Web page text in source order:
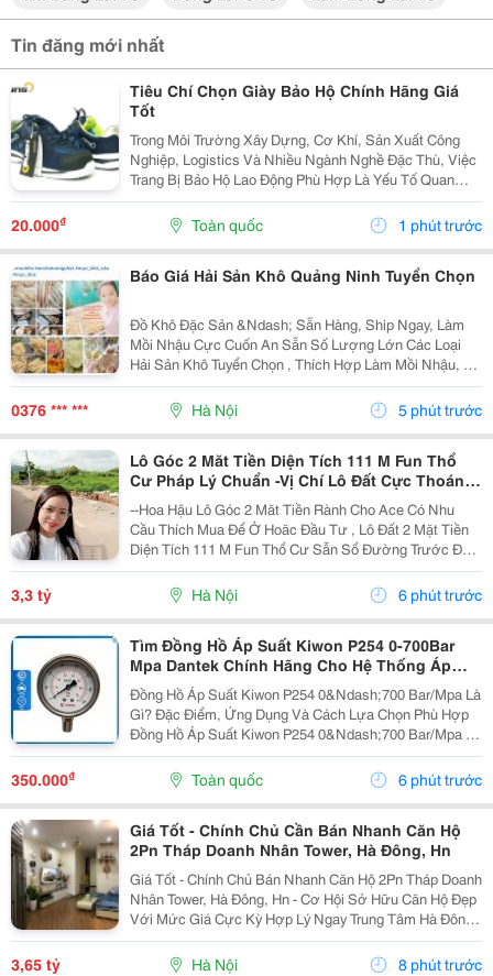
Tin đăng mới nhất
Tiêu Chí Chọn Giày Bảo Hộ Chính Hãng Giá
Tốt
Trong Môi Trường Xây Dựng, Cơ Khí, Sản Xuất Công
Nghiệp, Logistics Và Nhiều Ngành Nghề Đặc Thù, Việc
Trang Bị Bảo Hộ Lao Động Phù Hợp Là Yếu Tố Quan
Trọng Để Bảo Vệ Sức Khỏe Và An Toàn Cho Người Sử
Dụng. Trong Đó, Giày Bảo Hộ Là Một Trong Những
Trang...
20.000₫ Toàn quốc 1 phút trước
Báo Giá Hải Sản Khô Quảng Ninh Tuyển Chọn
Đồ Khô Đặc Sản &Ndash; Sẵn Hàng, Ship Ngay, Làm
Mồi Nhậu Cực Cuốn An Sẵn Số Lượng Lớn Các Loại
Hải Sản Khô Tuyển Chọn , Thích Hợp Làm Mồi Nhậu, Ăn
Vặt, Đãi Khách Hoặc Mua Làm Quà. Sỉ Lẻ Toàn Quốc,
Đóng Hàng Gửi Ngay. Sá Sùng Khô Quan Lạn Vip...
0376 *** *** Hà Nội 5 phút trước
Lô Góc 2 Măt Tiền Diện Tích 111 M Fun Thổ
Cư Pháp Lý Chuẩn -Vị Chí Lô Đất Cực Thoáng
Mát ,Đất Nằm Mặt Đường Chục
--Hoa Hậu Lô Góc 2 Măt Tiền Rành Cho Ace Có Nhu
Cầu Thích Mua Để Ở Hoăc Đầu Tư , Lô Đất 2 Mặt Tiền
Diện Tích 111 M Fun Thổ Cư Sẫn Sổ Đường Trước Đất
Chuẩn Bị Đang Giải Nhựa Rộng 5,,5 M 2 Ô Tô Tránh
Nhau Vị Trí Đất Sát Trường Học Cấp 1 Thôn Thanh...
3,3 tỷ Hà Nội 6 phút trước
Tìm Đồng Hồ Áp Suất Kiwon P254 0-700Bar
Mpa Dantek Chính Hãng Cho Hệ Thống Áp
Lực Cao Tại Hà Tĩnh
Đồng Hồ Áp Suất Kiwon P254 0&Ndash;700 Bar/Mpa Là
Gì? Đặc Điểm, Ứng Dụng Và Cách Lựa Chọn Phù Hợp
Đồng Hồ Áp Suất Kiwon P254 0&Ndash;700 Bar/Mpa Là
Thiết Bị Đo Áp Suất Chuyên Dụng Dành Cho Các Hệ
Thống Làm Việc Ở Áp Suất Rất Cao. Với Khả Năng
350.000₫ Toàn quốc 6 phút trước
Giá Tốt - Chính Chủ Cần Bán Nhanh Căn Hộ
2Pn Tháp Doanh Nhân Tower, Hà Đông, Hn
Giá Tốt - Chính Chủ Bán Nhanh Căn Hộ 2Pn Tháp Doanh
Nhân Tower, Hà Đông, Hn - Cơ Hội Sở Hữu Căn Hộ Đẹp
Với Mức Giá Cực Kỳ Hợp Lý Ngay Trung Tâm Hà Đông
&Ndash; Đầy Đủ Tiện Ích, Chỉ Cần Xách Vali Vào Ở!
Diện Tích: 58M2 - Thiết Kế: 2 Phòng Ngủ...
3,65 tỷ Hà Nội 8 phút trước